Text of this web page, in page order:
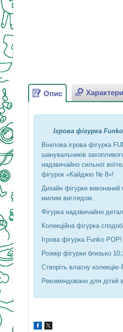
Опис
Ігрова фігурка
Вінілова ігрова фігурка
шанувальників
надзвичайно сильної
фігурок «Кайджю № 8»!
Дизайн фігурки
милим виглядом.
Фігурка надзвичайно
Колекційна фігурка
Ігрова фігурка Funko
Розмір фігурки близько
Створіть власну колекцію
Рекомендовано для дітей